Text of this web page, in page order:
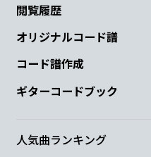
閲覧履歴
オリジナルコード譜
コード譜作成
ギターコードブック
人気曲ランキング